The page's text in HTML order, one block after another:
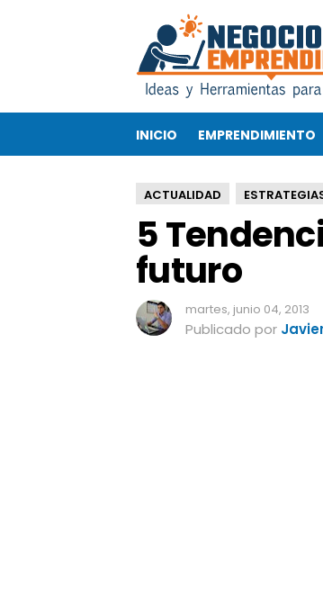
e
n
c
i
a
s
e
n
P
u
b
INICIO EMPRENDIMIENTO
ACTUALIDAD
5
futuro
martes, junio 04, 2013
Publicado por